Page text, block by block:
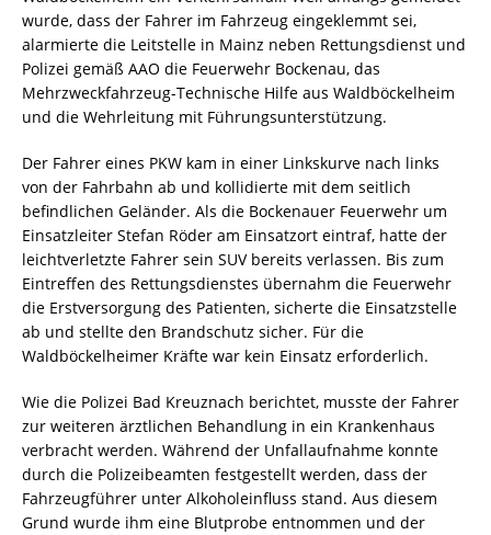
wurde, dass der Fahrer im Fahrzeug eingeklemmt sei,
alarmierte die Leitstelle in Mainz neben Rettungsdienst und
Polizei gemäß AAO die Feuerwehr Bockenau, das
Mehrzweckfahrzeug-Technische Hilfe aus Waldböckelheim
und die Wehrleitung mit Führungsunterstützung.
Der Fahrer eines PKW kam in einer Linkskurve nach links
von der Fahrbahn ab und kollidierte mit dem seitlich
befindlichen Geländer. Als die Bockenauer Feuerwehr um
Einsatzleiter Stefan Röder am Einsatzort eintraf, hatte der
leichtverletzte Fahrer sein SUV bereits verlassen. Bis zum
Eintreffen des Rettungsdienstes übernahm die Feuerwehr
die Erstversorgung des Patienten, sicherte die Einsatzstelle
ab und stellte den Brandschutz sicher. Für die
Waldböckelheimer Kräfte war kein Einsatz erforderlich.
Wie die Polizei Bad Kreuznach berichtet, musste der Fahrer
zur weiteren ärztlichen Behandlung in ein Krankenhaus
verbracht werden. Während der Unfallaufnahme konnte
durch die Polizeibeamten festgestellt werden, dass der
Fahrzeugführer unter Alkoholeinfluss stand. Aus diesem
Grund wurde ihm eine Blutprobe entnommen und der